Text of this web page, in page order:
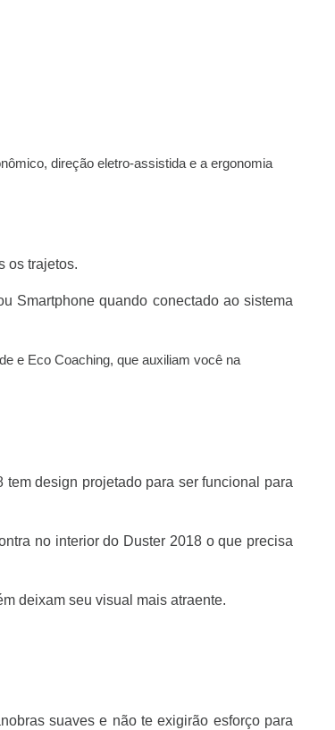
direção eletro-assistida e a ergonomia
os trajetos.
Smartphone quando conectado ao sistema
e Eco Coaching, que auxiliam você na
design projetado para ser funcional para
no interior do Duster 2018 o que precisa
deixam seu visual mais atraente.
suaves e não te exigirão esforço para